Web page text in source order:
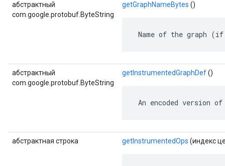
абстрактный
com.google.protobuf.ByteString
getGraphNameBytes ()
Name of the graph
абстрактный
com.google.protobuf.ByteString
getInstrumentedGraphDef()
An encoded version
абстрактная строка getInstrumentedOps (индекс